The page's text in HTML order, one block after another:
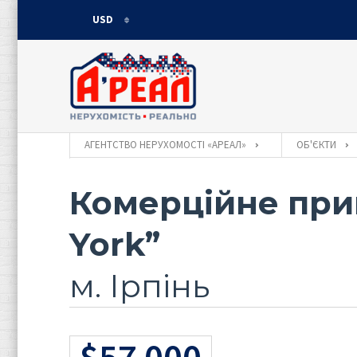
USD
UAH
АГЕНТСТВО НЕРУХОМОСТІ «АРЕАЛ» ОБ'ЄКТИ
Комерційне
York”
м. Ірпінь